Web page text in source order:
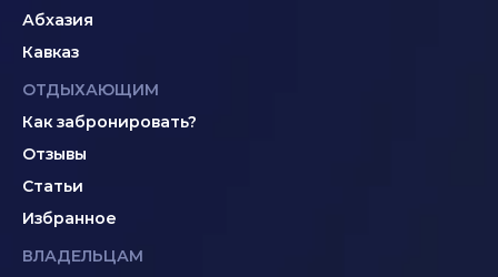
Абхазия
Кавказ
ОТДЫХАЮЩИМ
Как забронировать?
Отзывы
Статьи
Избранное
ВЛАДЕЛЬЦАМ